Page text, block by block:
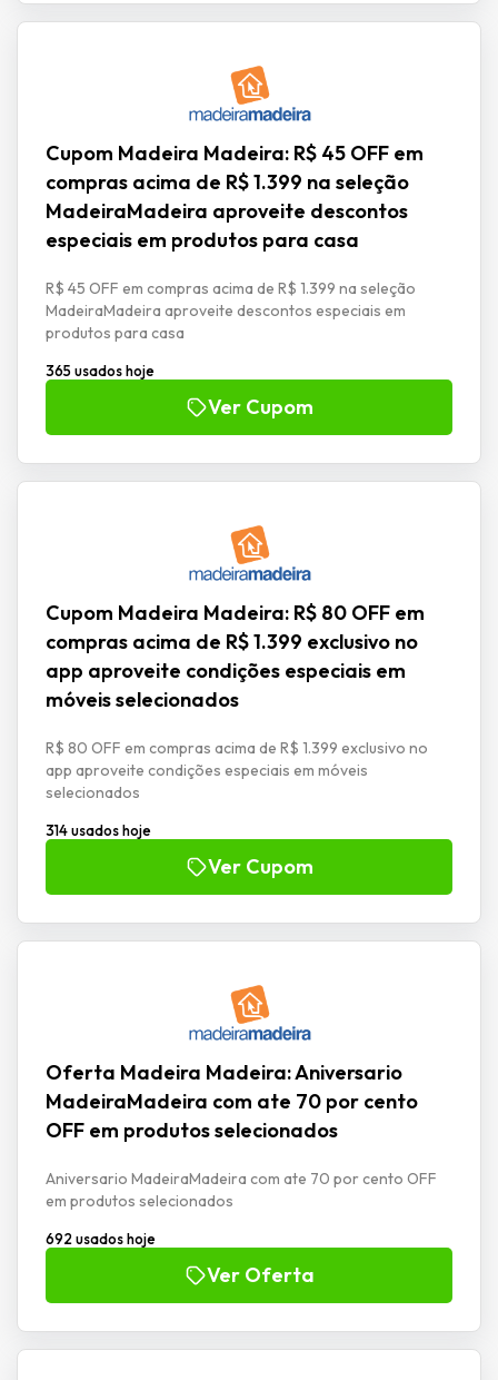
Cupom Madeira Madeira: R$ 45 OFF em
compras acima de R$ 1.399 na seleção
MadeiraMadeira aproveite descontos
especiais em produtos para casa
R$ 45 OFF em compras acima de R$ 1.399 na seleção
MadeiraMadeira aproveite descontos especiais em
produtos para casa
365 usados hoje
Ver Cupom
Cupom Madeira Madeira: R$ 80 OFF em
compras acima de R$ 1.399 exclusivo no
app aproveite condições especiais em
móveis selecionados
R$ 80 OFF em compras acima de R$ 1.399 exclusivo no
app aproveite condições especiais em móveis
selecionados
314 usados hoje
Ver Cupom
Oferta Madeira Madeira: Aniversario
MadeiraMadeira com ate 70 por cento
OFF em produtos selecionados
Aniversario MadeiraMadeira com ate 70 por cento OFF
em produtos selecionados
692 usados hoje
Ver Oferta